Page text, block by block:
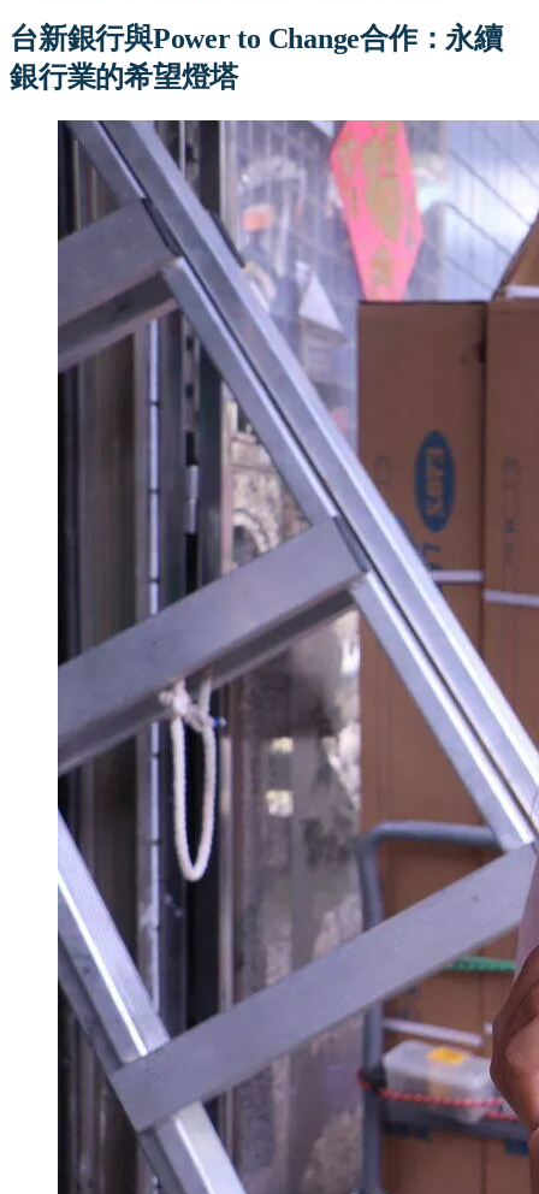
台新銀行與Power to Change合作：永續
銀行業的希望燈塔